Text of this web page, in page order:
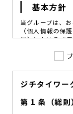
基本方針
当グループは、
（個人情報の保
号〕における「
図ることが、重
を定め、役員及
組みを徹底させ
に努めてまいり
ジチタイワー
第 1 条（総則